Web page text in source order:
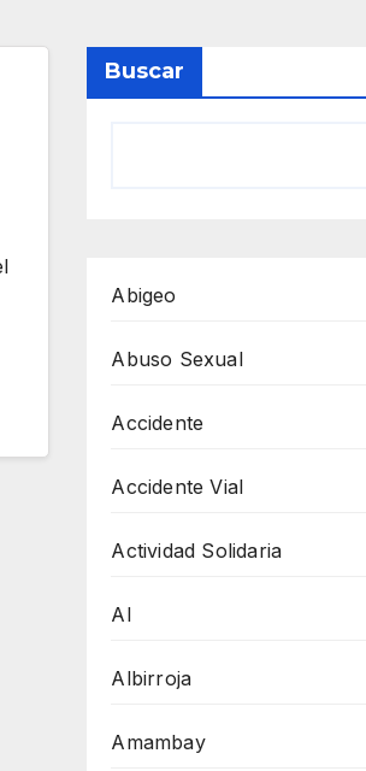
Buscar
Abigeo
Abuso Sexual
Accidente
Accidente Vial
Actividad Solidaria
AI
Albirroja
Amambay